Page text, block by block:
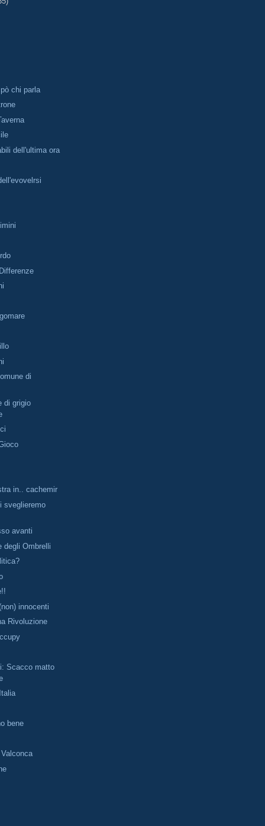
chi parla
dell'ultima ora
di
di grigio
in.. cachemir
sveglieremo
avanti
degli Ombrelli
innocenti
Rivoluzione
Scacco matto
bene